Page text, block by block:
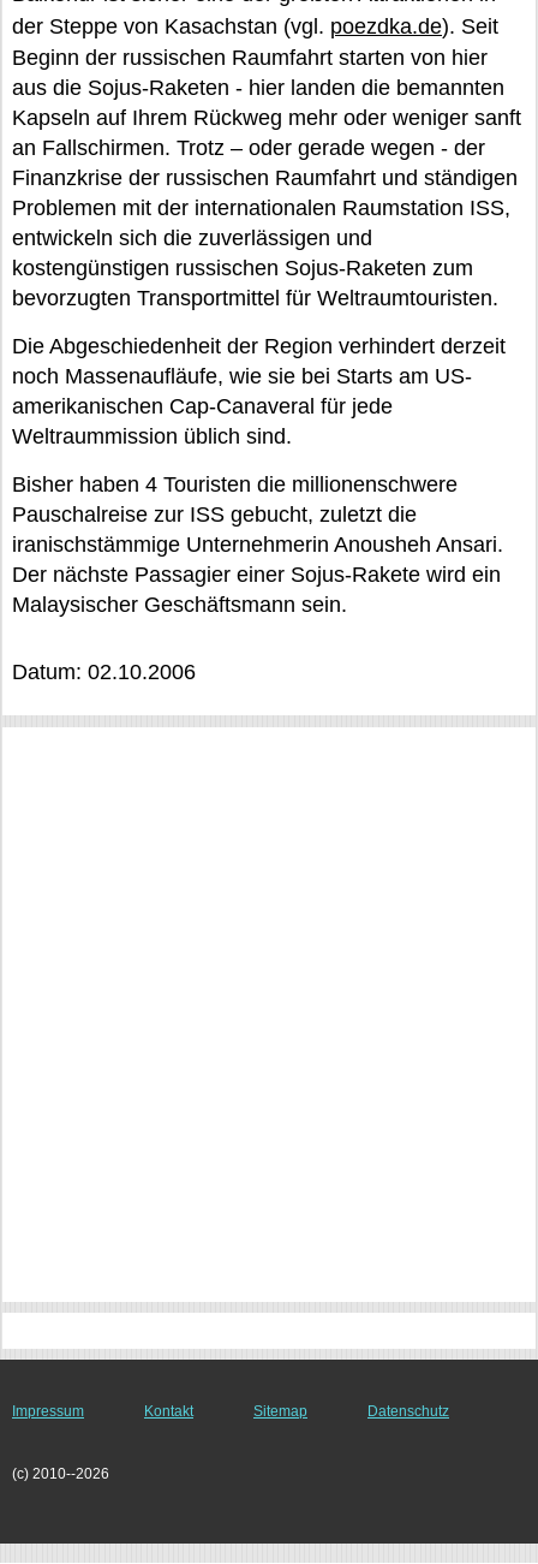
der Steppe von Kasachstan (vgl. poezdka.de). Seit
Beginn der russischen Raumfahrt starten von hier
aus die Sojus-Raketen - hier landen die bemannten
Kapseln auf Ihrem Rückweg mehr oder weniger sanft
an Fallschirmen. Trotz – oder gerade wegen - der
Finanzkrise der russischen Raumfahrt und ständigen
Problemen mit der internationalen Raumstation ISS,
entwickeln sich die zuverlässigen und
kostengünstigen russischen Sojus-Raketen zum
bevorzugten Transportmittel für Weltraumtouristen.
Die Abgeschiedenheit der Region verhindert derzeit
noch Massenaufläufe, wie sie bei Starts am US-
amerikanischen Cap-Canaveral für jede
Weltraummission üblich sind.
Bisher haben 4 Touristen die millionenschwere
Pauschalreise zur ISS gebucht, zuletzt die
iranischstämmige Unternehmerin Anousheh Ansari.
Der nächste Passagier einer Sojus-Rakete wird ein
Malaysischer Geschäftsmann sein.
Datum: 02.10.2006
Impressum Kontakt Sitemap Datenschutz
(c) 2010--2026